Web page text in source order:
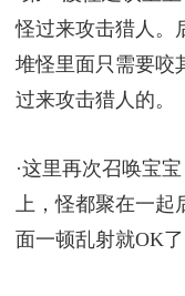
怪过来攻击猎人。
堆怪里面只需要咬
过来攻击猎人的。
·这里再次召唤宝
上，怪都聚在一起
面一顿乱射就OK了